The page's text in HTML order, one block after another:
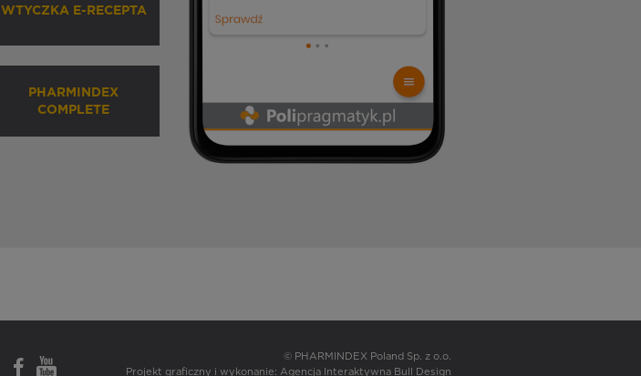
WTYCZKA E-RECEPTA
PHARMINDEX
COMPLETE
© PHARMINDEX Poland Sp. z o.o.
Projekt graficzny i wykonanie: Agencja Interaktywna Bull Design